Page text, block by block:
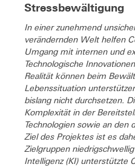
Stressbewältigung
In einer zunehmend
verändernden Welt helfen
Umgang mit internen und
Technologische
Realität können beim
Lebenssituation
bislang nicht durchsetzen.
Komplexität in der
Technologien sowie an den
Ziel des Projektes ist es
Zielgruppen
Intelligenz (KI) unterstützte